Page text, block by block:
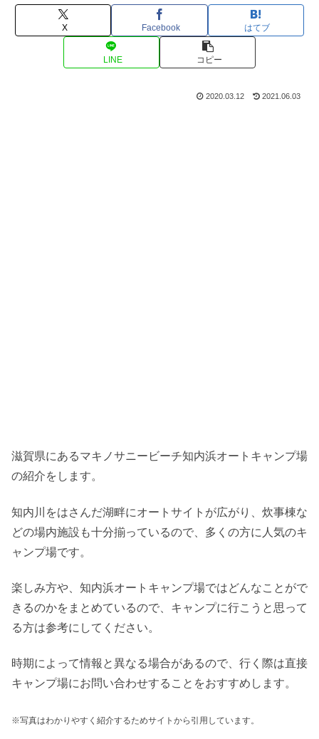
X Facebook はてブ
LINE コピー
2020.03.12 2021.06.03
滋賀県にあるマキノサニービーチ知内浜オートキャンプ場
の紹介をします。
知内川をはさんだ湖畔にオートサイトが広がり、炊事棟な
どの場内施設も十分揃っているので、多くの方に人気のキ
ャンプ場です。
楽しみ方や、知内浜オートキャンプ場ではどんなことがで
きるのかをまとめているので、キャンプに行こうと思って
る方は参考にしてください。
時期によって情報と異なる場合があるので、行く際は直接
キャンプ場にお問い合わせすることをおすすめします。
※写真はわかりやすく紹介するためサイトから引用しています。